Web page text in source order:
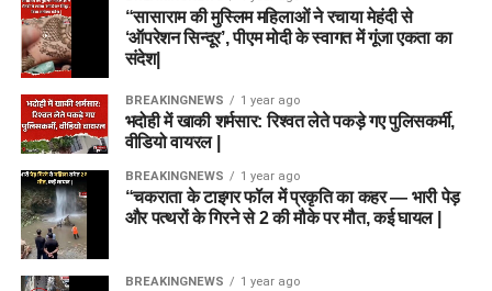
“सासाराम की मुस्लिम महिलाओं ने रचाया मेहंदी से
‘ऑपरेशन सिन्दूर’, पीएम मोदी के स्वागत में गूंजा एकता का
संदेश|
BREAKINGNEWS 1 year ago
भदोही में खाकी शर्मसार: रिश्वत लेते पकड़े गए पुलिसकर्मी,
वीडियो वायरल |
BREAKINGNEWS 1 year ago
“चकराता के टाइगर फॉल में प्रकृति का कहर — भारी पेड़
और पत्थरों के गिरने से 2 की मौके पर मौत, कई घायल |
BREAKINGNEWS 1 year ago